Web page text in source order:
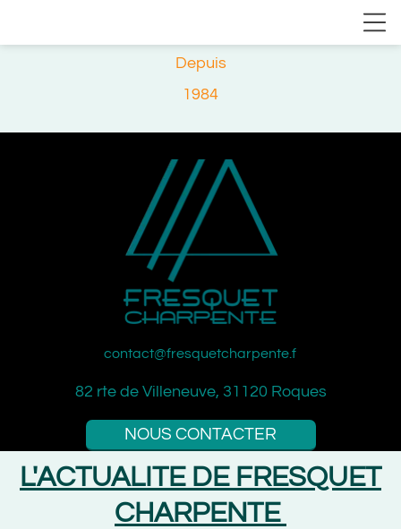
Depuis
1984
contact@fresquetcharpente.fr
82 rte de Villeneuve, 31120 Roques
NOUS CONTACTER
L'ACTUALITE DE FRESQUET
CHARPENTE